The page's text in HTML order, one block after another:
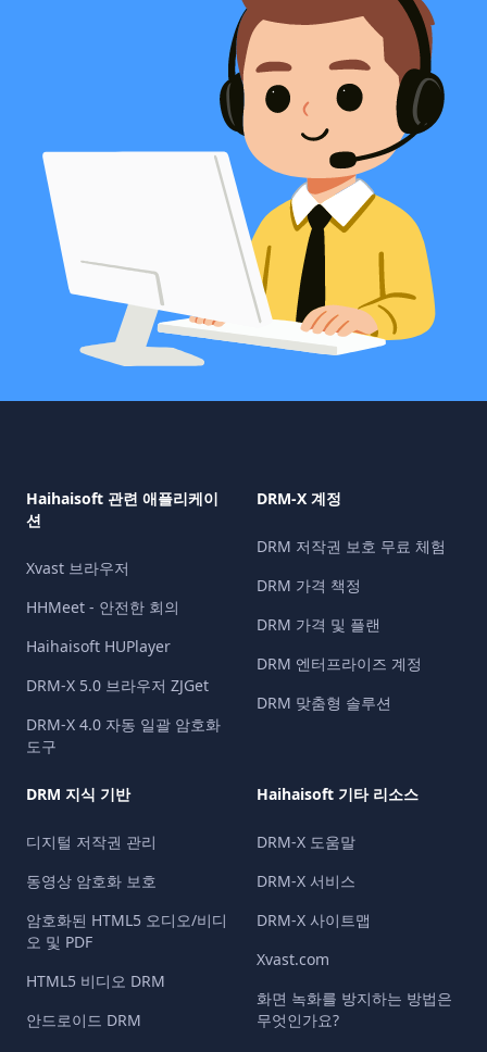
Haihaisoft 관련 애플리케이
션
Xvast 브라우저
HHMeet - 안전한 회의
Haihaisoft HUPlayer
DRM-X 5.0 브라우저 ZJGet
DRM-X 4.0 자동 일괄 암호화
도구
DRM-X 계정
DRM 저작권 보호 무료 체험
DRM 가격 책정
DRM 가격 및 플랜
DRM 엔터프라이즈 계정
DRM 맞춤형 솔루션
DRM 지식 기반
디지털 저작권 관리
동영상 암호화 보호
암호화된 HTML5 오디오/비디
오 및 PDF
HTML5 비디오 DRM
안드로이드 DRM
Haihaisoft 기타 리소스
DRM-X 도움말
DRM-X 서비스
DRM-X 사이트맵
Xvast.com
화면 녹화를 방지하는 방법은
무엇인가요?